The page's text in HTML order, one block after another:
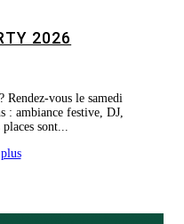
2026
vous le samedi
: ambiance festive, DJ,
sont...